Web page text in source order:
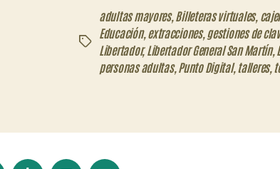
Etiquetas
adultas mayores, Billeteras virtuales,
Educación, extracciones, gestiones de
Libertador, Libertador General San Martín,
personas adultas, Punto Digital, talleres,